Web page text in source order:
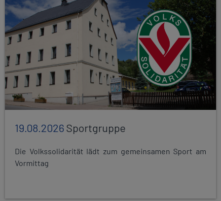
19.08.2026Sportgruppe
Die Volkssolidarität lädt zum gemeinsamen Sport am
Vormittag